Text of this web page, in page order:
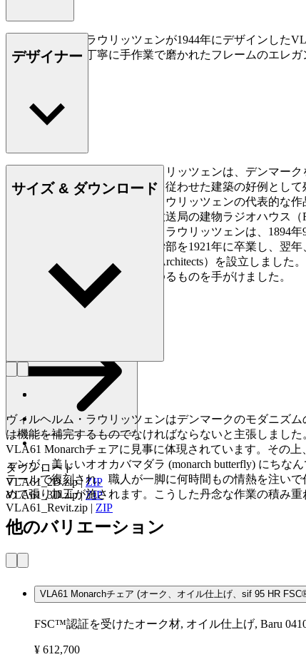
ヴィルヘルム・ラウリッツェンが1944年にデザインした
トな張り加工と丁寧に手作業で磨かれたフレームのエレ
デザイナー
ヴィルヘルム・テオドア・ラウリッツェンは、デンマー
しては画期的な、形態に機能を従わせた建築の好例とし
あるべきだと主張しました。ラウリッツェンの代表的な
フレデリクスベアにある国営放送局の建物ラジオハウス
どがあります。ヴィルヘルム・ラウリッツェンは、1894
の王立芸術アカデミーの建築学部を1921年に卒業し、翌
ーキテクツ（Vilhelm Lauritzen Architects）を設立しまし
プ、ソファ、椅子など、あらゆるものを手がけました。
詳しく見る Vilhelm Lauritzen
サイズ & ダウンロード
ダウンロード
VLA61_2D.zip|ZIP
VLA61_3D.zip|ZIP
VLA61_Revit.zip | ZIP
ヴィルヘルム・ラウリッツェンはデンマークのモダニズ
は機能を補完するものでなければならないと主張しまし
VLA61 Monarchチェアに見事に体現されています。その
ェンが、美しいオオカバマダラ (monarch butterfly) にちな
テールで復刻され、職人が一脚に何時間もの情熱を注い
めて張り加工が施されます。こうした丹念な作業の積み
他のバリエーション
VLA61 Monarchチェア (オーク、オイル仕上げ、sif 95 HR
FSC™認証を受けたオーク材, オイル仕上げ, Baru
¥ 612,700